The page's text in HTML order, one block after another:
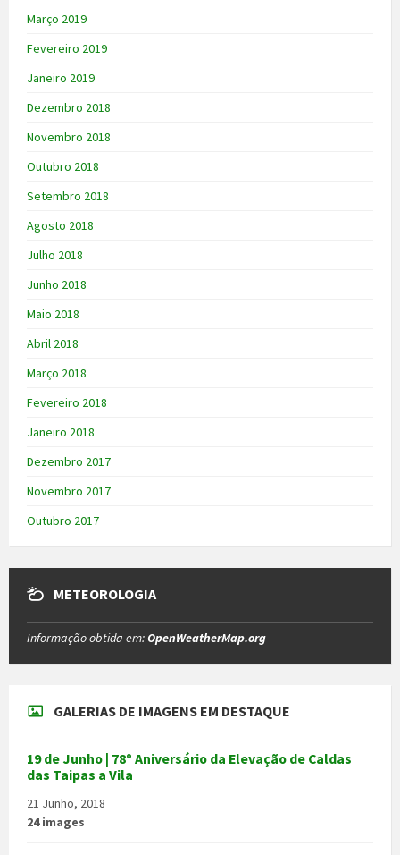
Março 2019
Fevereiro 2019
Janeiro 2019
Dezembro 2018
Novembro 2018
Outubro 2018
Setembro 2018
Agosto 2018
Julho 2018
Junho 2018
Maio 2018
Abril 2018
Março 2018
Fevereiro 2018
Janeiro 2018
Dezembro 2017
Novembro 2017
Outubro 2017
METEOROLOGIA
Informação obtida em:OpenWeatherMap.org
GALERIAS DE IMAGENS EM DESTAQUE
19 de Junho | 78º Aniversário da Elevação de Caldas
das Taipas a Vila
21 Junho, 2018
24 images